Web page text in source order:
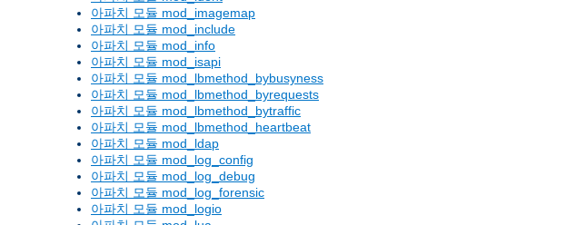
아파치 모듈 mod_imagemap
아파치 모듈 mod_include
아파치 모듈 mod_info
아파치 모듈 mod_isapi
아파치 모듈 mod_lbmethod_bybusyness
아파치 모듈 mod_lbmethod_byrequests
아파치 모듈 mod_lbmethod_bytraffic
아파치 모듈 mod_lbmethod_heartbeat
아파치 모듈 mod_ldap
아파치 모듈 mod_log_config
아파치 모듈 mod_log_debug
아파치 모듈 mod_log_forensic
아파치 모듈 mod_logio